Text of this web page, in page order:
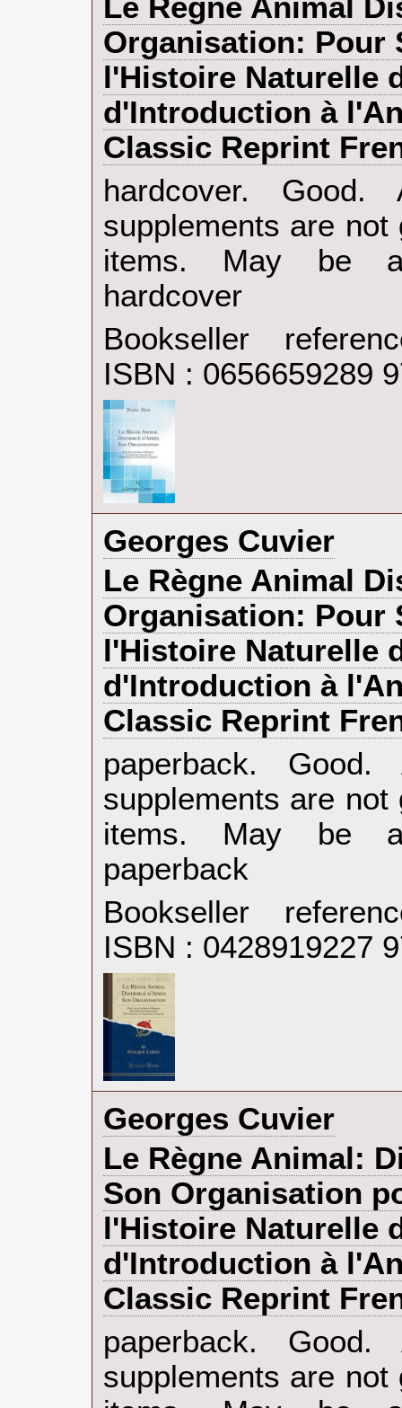
‎Le Règne Animal
Organisation: Pour
l'Histoire Naturelle
d'Introduction à
Classic Reprint
‎hardcover.
supplements are
items. May be
hardcover‎
Bookseller
ISBN : 0656659289
‎Georges Cuvier‎
‎Le Règne Animal
Organisation: Pour
l'Histoire Naturelle
d'Introduction à
Classic Reprint
‎paperback.
supplements are
items. May be
paperback‎
Bookseller
ISBN : 0428919227
‎Georges Cuvier‎
‎Le Règne Animal:
Son Organisation
l'Histoire Naturelle
d'Introduction à
Classic Reprint
‎paperback.
supplements are